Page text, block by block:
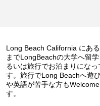
Long Beach California にあ
までLongBeachの大学へ留
るいは旅行でお泊まりにな
す。旅行でLong Beachへ遊
や英語が苦手な方も
す。